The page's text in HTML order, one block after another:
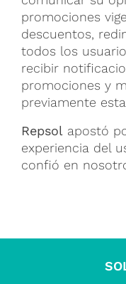
promociones
descuentos,
todos los
recibir
promociones y
previamente
Repsol apostó
experiencia del
confió en